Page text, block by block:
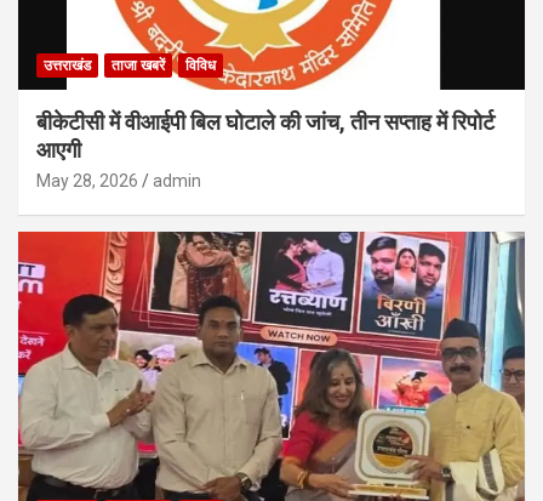
उत्तराखंड ताजा खबरें विविध
बीकेटीसी में वीआईपी बिल घोटाले की जांच, तीन सप्ताह में रिपोर्ट
आएगी
May 28, 2026 admin